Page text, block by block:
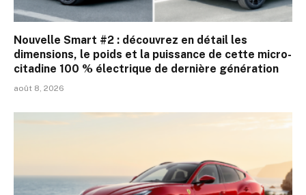
Nouvelle Smart #2 : découvrez en détail les
dimensions, le poids et la puissance de cette micro-
citadine 100 % électrique de dernière génération
août 8, 2026